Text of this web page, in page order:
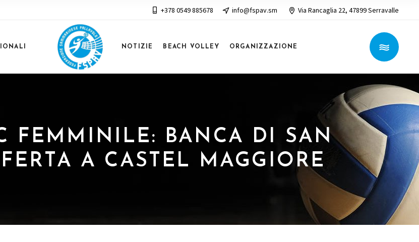
+378 0549 885678 info@fspav.sm Via Rancaglia 22, 47899 Serravalle
NOTIZIE BEACH VOLLEY ORGANIZZAZIONE
FEMMINILE: BANCA DI SAN
A CASTEL MAGGIORE